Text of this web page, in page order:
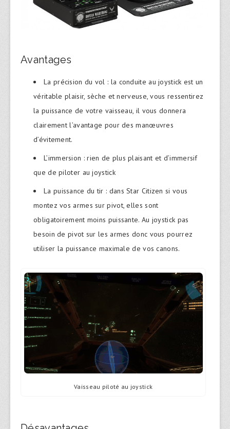
Avantages
La précision du vol : la conduite au joystick est un
véritable plaisir, sèche et nerveuse, vous ressentirez
la puissance de votre vaisseau, il vous donnera
clairement l’avantage pour des manœuvres
d’évitement.
L’immersion : rien de plus plaisant et d’immersif
que de piloter au joystick
La puissance du tir : dans Star Citizen si vous
montez vos armes sur pivot, elles sont
obligatoirement moins puissante. Au joystick pas
besoin de pivot sur les armes donc vous pourrez
utiliser la puissance maximale de vos canons.
Vaisseau piloté au joystick